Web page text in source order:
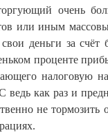
очень
или иным
свои деньги за счёт
проценте
налоговую
как раз и
не тормозить